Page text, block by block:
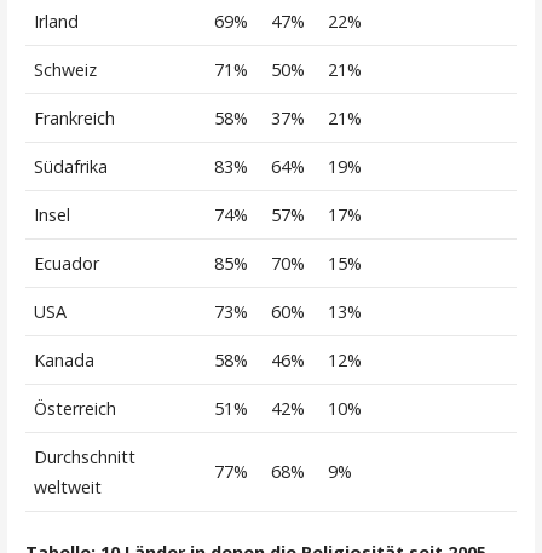
Irland 69% 47% 22%
Schweiz 71% 50% 21%
Frankreich 58% 37% 21%
Südafrika 83% 64% 19%
Insel 74% 57% 17%
Ecuador 85% 70% 15%
USA 73% 60% 13%
Kanada 58% 46% 12%
Österreich 51% 42% 10%
Durchschnitt
weltweit
77% 68% 9%